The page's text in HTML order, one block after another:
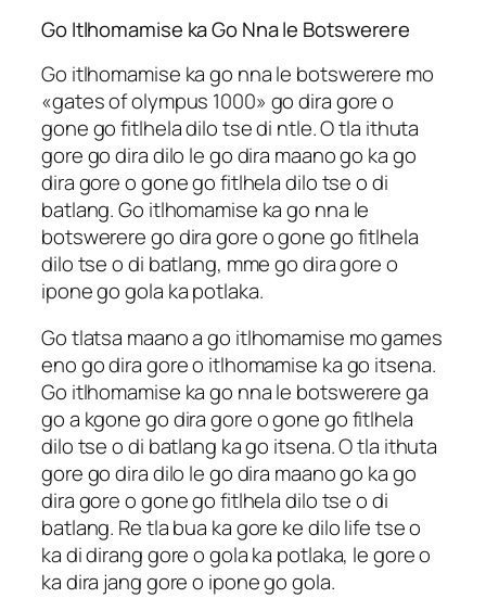
Go Itlhomamise ka Go Nna le Botswerere
Go itlhomamise ka go nna le botswerere mo
«gates of olympus 1000» go dira gore o
gone go fitlhela dilo tse di ntle. O tla ithuta
gore go dira dilo le go dira maano go ka go
dira gore o gone go fitlhela dilo tse o di
batlang. Go itlhomamise ka go nna le
botswerere go dira gore o gone go fitlhela
dilo tse o di batlang, mme go dira gore o
ipone go gola ka potlaka.
Go tlatsa maano a go itlhomamise mo games
eno go dira gore o itlhomamise ka go itsena.
Go itlhomamise ka go nna le botswerere ga
go a kgone go dira gore o gone go fitlhela
dilo tse o di batlang ka go itsena. O tla ithuta
gore go dira dilo le go dira maano go ka go
dira gore o gone go fitlhela dilo tse o di
batlang. Re tla bua ka gore ke dilo life tse o
ka di dirang gore o gola ka potlaka, le gore o
ka dira jang gore o ipone go gola.